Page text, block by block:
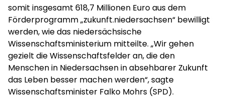
somit insgesamt 618,7 Millionen Euro aus dem
Förderprogramm „zukunft.niedersachsen“ bewilligt
werden, wie das niedersächsische
Wissenschaftsministerium mitteilte. „Wir gehen
gezielt die Wissenschaftsfelder an, die den
Menschen in Niedersachsen in absehbarer Zukunft
das Leben besser machen werden“, sagte
Wissenschaftsminister Falko Mohrs (SPD).